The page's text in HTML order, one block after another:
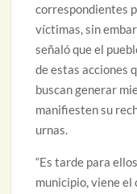
correspondientes
víctimas, sin
señaló que el
de estas acciones
buscan generar
manifiesten su
urnas.
“Es tarde para
municipio, viene el